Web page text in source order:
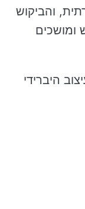
והביקוש
ומושכים
היברידי